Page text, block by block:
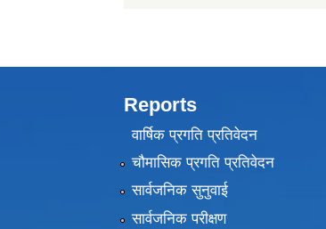
Reports
वार्षिक प्रगति प्रतिवेदन
चौमासिक प्रगति प्रतिवेदन
सार्वजनिक सुनुवाई
सार्वजनिक परीक्षण